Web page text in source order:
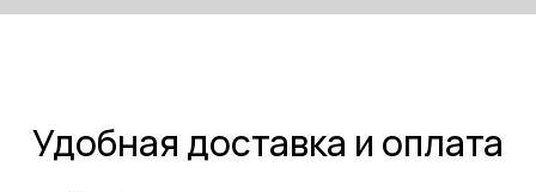
Удобная доставка и оплата